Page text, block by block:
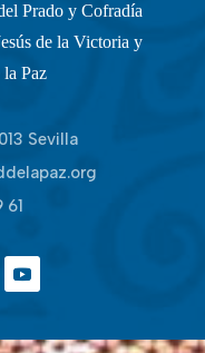
Prado y Cofradía
de la Victoria y
Paz
Sevilla
61